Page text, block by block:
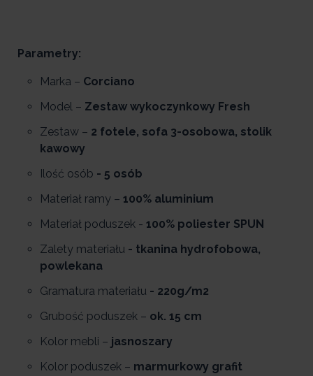
Parametry:
Marka – Corciano
Model – Zestaw wykoczynkowy Fresh
Zestaw – 2 fotele, sofa 3-osobowa, stolik
kawowy
Ilość osób - 5 osób
Materiał ramy – 100% aluminium
Materiał poduszek - 100% poliester SPUN
Zalety materiału - tkanina hydrofobowa,
powlekana
Gramatura materiału - 220g/m2
Grubość poduszek – ok. 15 cm
Kolor mebli – jasnoszary
Kolor poduszek – marmurkowy grafit